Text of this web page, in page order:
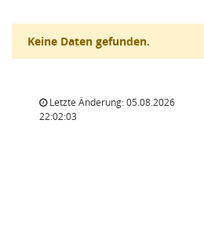
Keine Daten gefunden.
Letzte Änderung: 05.08.2026
22:02:03